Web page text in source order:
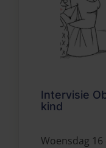
Intervisie
kind
Woensdag